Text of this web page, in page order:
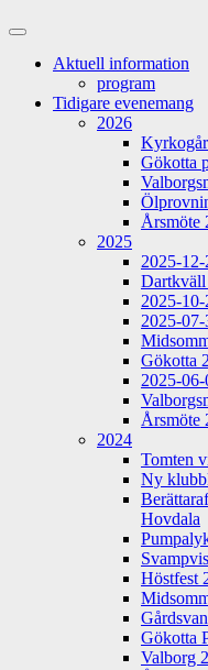
Slå
sökfältAktuell information
program
Tidigare evenemang
2026
Gökotta
Årsmöte
2025
2025-
Dartkväll
2025-
2025-
Gökotta
2025-06-
Årsmöte
2024
Tomten
Ny
Hovdala
Höstfest
Gökotta
Valborg